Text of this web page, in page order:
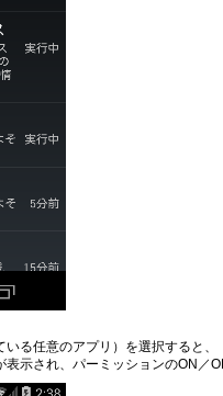
る任意のアプリ）を選択すると、
示され、パーミッションのON／